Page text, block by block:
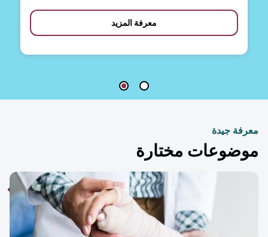
معرفة المزيد
جيدة
مختارة